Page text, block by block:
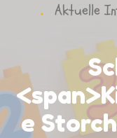
Aktuelle
e